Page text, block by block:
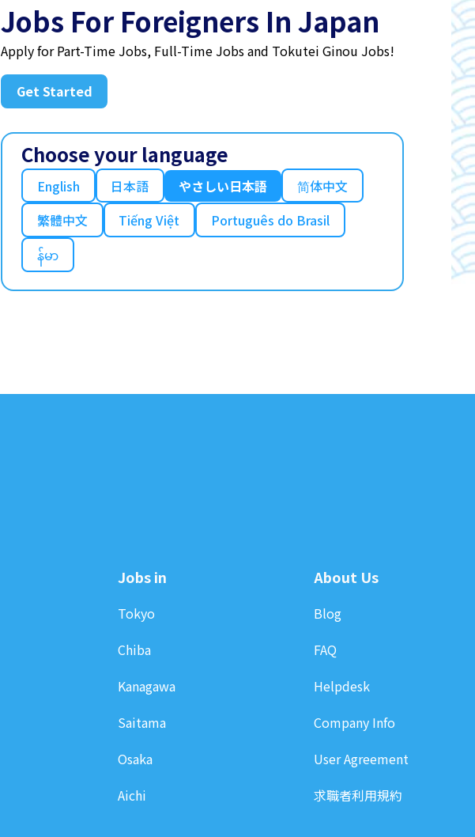
Jobs For Foreigners In Japan
Apply for Part-Time Jobs, Full-Time Jobs and Tokutei Ginou Jobs!
Get Started
Choose your language
English 日本語 やさしい日本語
简体中文
繁體中文
Tiếng Việt
Português do Brasil
န်မာ
Jobs in
Tokyo
Chiba
Kanagawa
Saitama
Osaka
Aichi
About Us
Blog
FAQ
Helpdesk
Company Info
User Agreement
求職者利用規約